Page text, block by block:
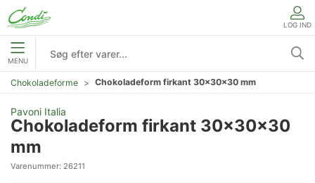
LOG IND
MENU
Chokoladeforme Chokoladeform firkant 30x30x30 mm
Pavoni Italia
Chokoladeform firkant 30x30x30
mm
Varenummer: 26211